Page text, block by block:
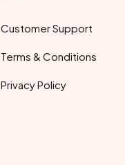
Customer Support
Terms & Conditions
Privacy Policy